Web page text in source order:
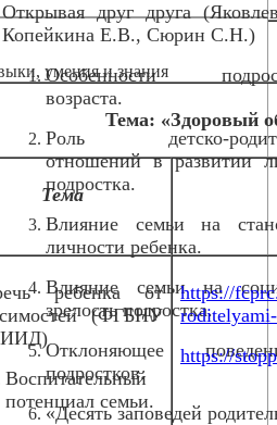
Открывая друг друга
Копейкина Е.В., Сюрин С.Н.)
Особенности
возраста.
Роль детско-
отношений в развитии
подростка.
Влияние семьи на
личности ребенка.
Влияние семьи на
зрелость подростка.
Отклоняющее
подростков.
«Десять заповедей
умения и знания
Тема: «Здоровый
Тема
ребенка от
(ФГБНУ
Воспитательный
потенциал семьи.
https://
https://